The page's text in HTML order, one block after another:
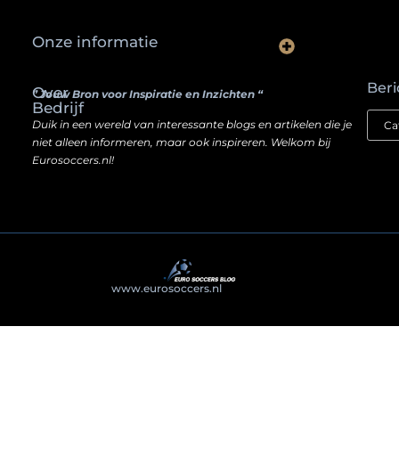
Over
Bedrijf
” Jouw Bron voor Inspiratie en Inzichten “
Duik in een wereld van interessante blogs en artikelen die je
niet alleen informeren, maar ook inspireren. Welkom bij
Eurosoccers.nl!
Onze informatie
www.eurosoccers.nl. All Right Reserved.